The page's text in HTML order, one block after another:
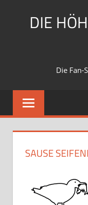
DIE
Die Fan-
SAUSE